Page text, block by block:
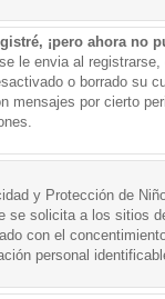
¡pero ahora no
le envia al
o borrado su
mensajes por cierto
y Protección de
se solicita a los sitios
con el
personal